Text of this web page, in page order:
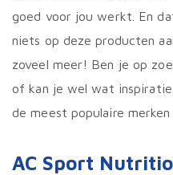
goed voor jou werkt. En
niets op deze producten
zoveel meer! Ben je op
of kan je wel wat
de meest populaire
AC Sport